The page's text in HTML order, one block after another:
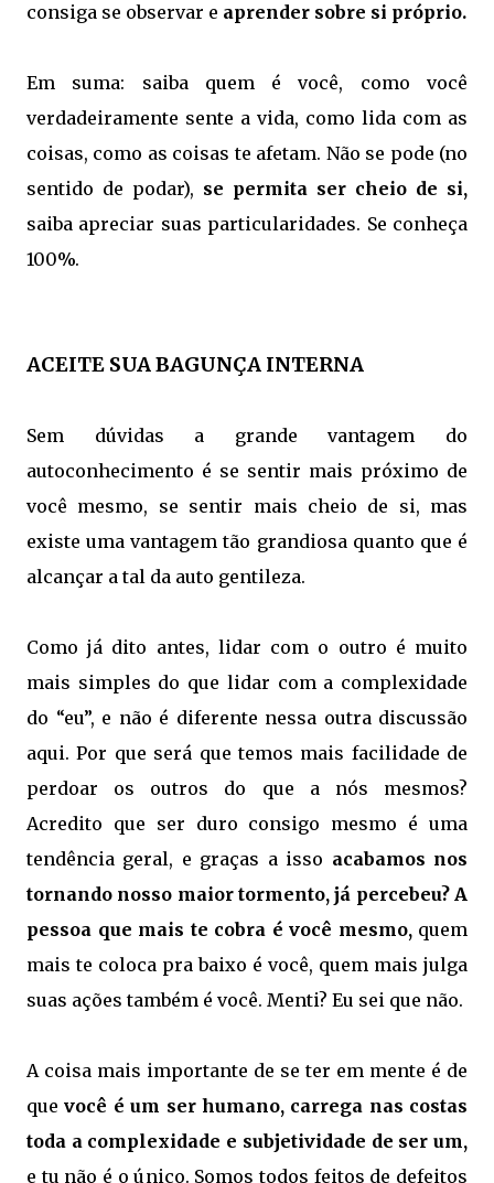
consiga se observar e aprender sobre si próprio.
Em suma: saiba quem é você, como você
verdadeiramente sente a vida, como lida com as
coisas, como as coisas te afetam. Não se pode (no
sentido de podar), se permita ser cheio de si,
saiba apreciar suas particularidades. Se conheça
100%.
ACEITE SUA BAGUNÇA INTERNA
Sem dúvidas a grande vantagem do
autoconhecimento é se sentir mais próximo de
você mesmo, se sentir mais cheio de si, mas
existe uma vantagem tão grandiosa quanto que é
alcançar a tal da auto gentileza.
Como já dito antes, lidar com o outro é muito
mais simples do que lidar com a complexidade
do “eu”, e não é diferente nessa outra discussão
aqui. Por que será que temos mais facilidade de
perdoar os outros do que a nós mesmos?
Acredito que ser duro consigo mesmo é uma
tendência geral, e graças a isso acabamos nos
tornando nosso maior tormento, já percebeu? A
pessoa que mais te cobra é você mesmo,quem
mais te coloca pra baixo é você, quem mais julga
suas ações também é você. Menti? Eu sei que não.
A coisa mais importante de se ter em mente é de
quevocê é um ser humano, carrega nas costas
toda a complexidade e subjetividade de ser um,
e tu não é o único. Somos todos feitos de defeitos